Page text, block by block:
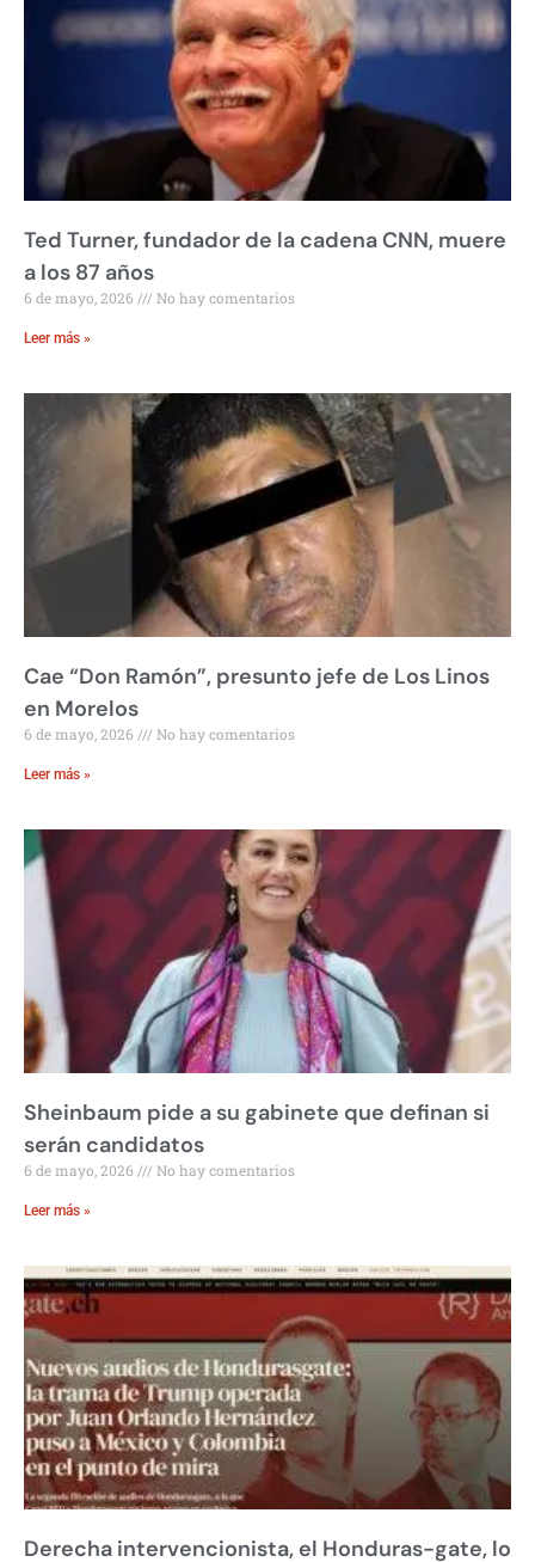
Ted Turner, fundador de la cadena CNN, muere
a los 87 años
6 de mayo, 2026 No hay comentarios
Leer más »
Cae “Don Ramón”, presunto jefe de Los Linos
en Morelos
6 de mayo, 2026 No hay comentarios
Leer más »
Sheinbaum pide a su gabinete que definan si
serán candidatos
6 de mayo, 2026 No hay comentarios
Leer más »
Derecha intervencionista, el Honduras-gate, lo